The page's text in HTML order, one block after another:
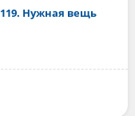
119. Нужная вещь